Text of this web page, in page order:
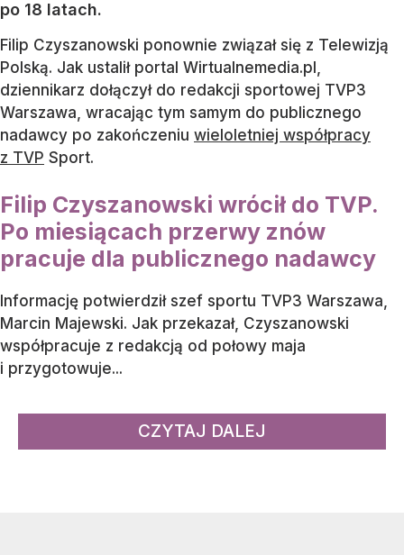
po 18 latach.
Filip Czyszanowski ponownie związał się z Telewizją
Polską. Jak ustalił portal Wirtualnemedia.pl,
dziennikarz dołączył do redakcji sportowej TVP3
Warszawa, wracając tym samym do publicznego
nadawcy po zakończeniu wieloletniej współpracy
z TVP Sport.
Filip Czyszanowski wrócił do TVP.
Po miesiącach przerwy znów
pracuje dla publicznego nadawcy
Informację potwierdził szef sportu TVP3 Warszawa,
Marcin Majewski. Jak przekazał, Czyszanowski
współpracuje z redakcją od połowy maja
i przygotowuje...
CZYTAJ DALEJ